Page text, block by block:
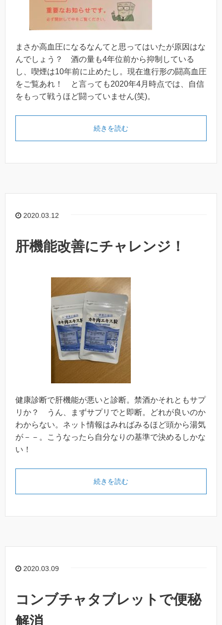
まさか高血圧になるなんてと思ってはいたが原因はな
んでしょう？ 酒の量も4年位前から抑制している
し、喫煙は10年前に止めたし。現在進行形の闘高血圧
をご覧あれ！ と言っても2020年4月時点では、自信
をもって戦うほど闘っていません(笑)。
続きを読む
2020.03.12
肝機能改善にチャレンジ！
健康診断で肝機能が悪いと診断。禁酒かそれともサプ
リか？ うん、まずサプリでと即断。どれが良いのか
わからない。ネット情報はみればみるほど頭から湯気
が－－。こうなったら自分なりの基準で決めるしかな
い！
続きを読む
2020.03.09
コンブチャタブレットで便秘
解消